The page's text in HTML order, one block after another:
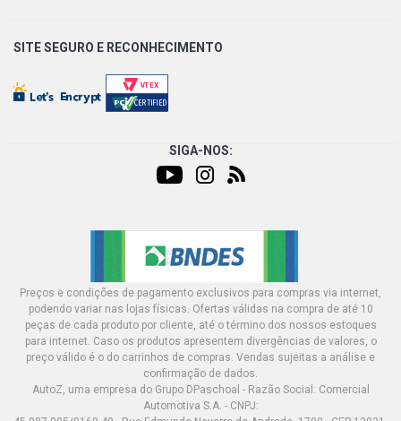
SITE SEGURO E RECONHECIMENTO
SIGA-NOS:
Preços e condições de pagamento exclusivos para compras via internet,
podendo variar nas lojas físicas. Ofertas válidas na compra de até 10
peças de cada produto por cliente, até o término dos nossos estoques
para internet. Caso os produtos apresentem divergências de valores, o
preço válido é o do carrinhos de compras. Vendas sujeitas a análise e
confirmação de dados.
AutoZ, uma empresa do Grupo DPaschoal - Razão Social: Comercial
Automotiva S.A. - CNPJ: